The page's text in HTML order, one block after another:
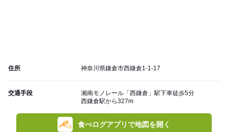
住所 神奈川県鎌倉市西鎌倉1-1-17
交通手段
湘南モノレール「西鎌倉」駅下車徒歩5分
西鎌倉駅から327m
食べログアプリで地図を開く